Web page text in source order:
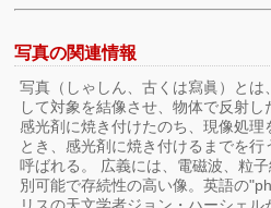
写真の関連情報
写真（しゃしん、古くは寫眞）とは
して対象を結像させ、物体で反射
感光剤に焼き付けたのち、現像処
とき、感光剤に焼き付けるまでを行
呼ばれる。 広義には、電磁波、粒
別可能で存続性の高い像。英語の